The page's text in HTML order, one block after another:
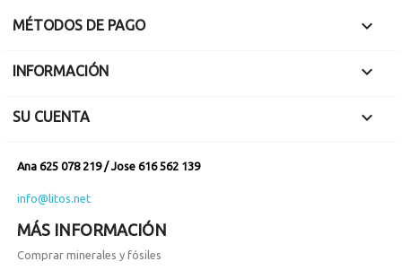
MÉTODOS DE PAGO 
INFORMACIÓN 
SU CUENTA 
Ana 625 078 219 / Jose 616 562 139
info@litos.net
MÁS INFORMACIÓN
Comprar minerales y fósiles